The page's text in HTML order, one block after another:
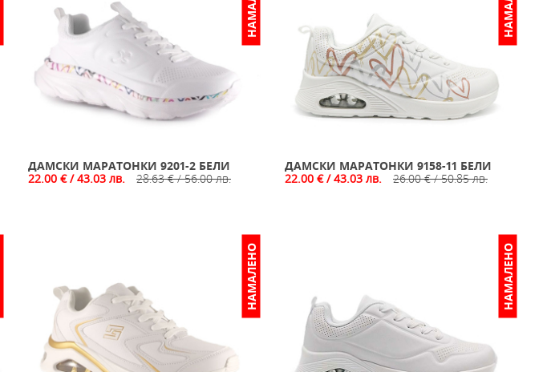
ДАМСКИ МАРАТОНКИ 9201-2 БЕЛИ
22.00 € / 43.03 лв.
28.63 € / 56.00 лв.
ДАМСКИ МАРАТОНКИ 9158-11 БЕЛИ
22.00 € / 43.03 лв.
26.00 € / 50.85 лв.
НАМАЛЕНО НАМАЛЕНО